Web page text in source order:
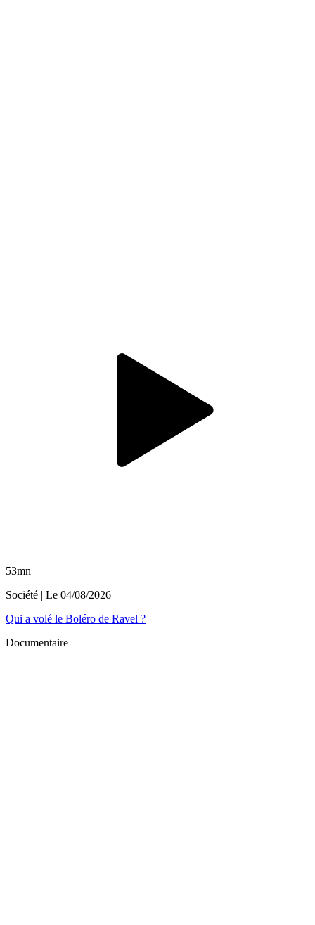
53mn
Société | Le 04/08/2026
Qui a volé le Boléro de Ravel ?
Documentaire